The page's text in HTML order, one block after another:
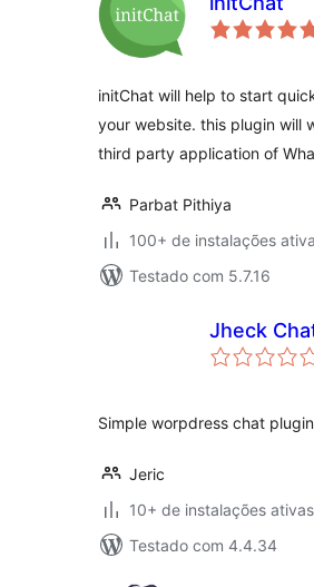
initChat will help to start
your website. this plugin will
third party application of
Parbat Pithiya
100+ de instalações
Testado com 5.7.16
Jheck
Simple worpdress chat
Jeric
10+ de instalações ativas
Testado com 4.4.34